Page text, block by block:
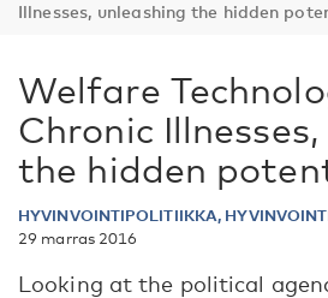
Illnesses, unleashing the hidden
Welfare
Chronic
the hidden
HYVINVOINTIPOLITIIKKA,
29 marras 2016
Looking at the political